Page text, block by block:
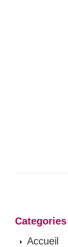
Categories
Accueil